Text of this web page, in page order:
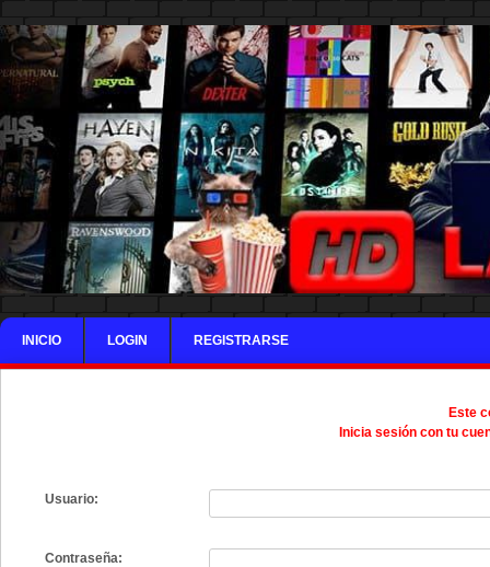
INICIO LOGIN REGISTRARSE
Este
Inicia sesión con tu
Usuario:
Contraseña: